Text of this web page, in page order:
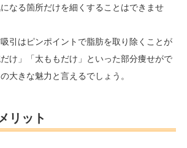
なる箇所だけを細くすることはできませ
引はピンポイントで脂肪を取り除くことが
け」「太ももだけ」といった部分痩せがで
大きな魅力と言えるでしょう。
リット